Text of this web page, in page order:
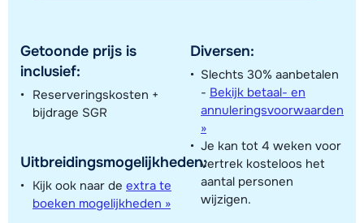
Getoonde prijs is
inclusief:
Reserveringskosten +
bijdrage SGR
Uitbreidingsmogelijkheden:
Kijk ook naar de extra te
boeken mogelijkheden »
Diversen:
Slechts 30% aanbetalen
- Bekijk betaal- en
annuleringsvoorwaarden
»
Je kan tot 4 weken voor
vertrek kosteloos het
aantal personen
wijzigen.